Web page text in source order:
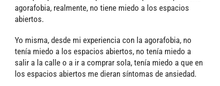
agorafobia, realmente, no tiene miedo a los espacios
abiertos.
Yo misma, desde mi experiencia con la agorafobia, no
tenía miedo a los espacios abiertos, no tenía miedo a
salir a la calle o a ir a comprar sola, tenía miedo a que en
los espacios abiertos me dieran síntomas de ansiedad.